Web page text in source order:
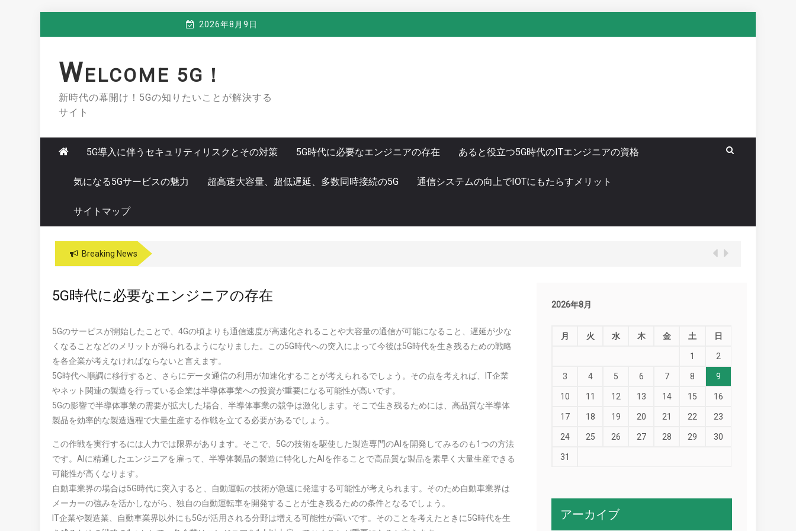
2026年8月9日
WELCOME 5G！
新時代の幕開け！5Gの知りたいことが解決する
サイト
5G導入に伴うセキュリティリスクとその対策 5G時代に必要なエンジニアの存在 あると役立つ5G時代のITエンジニアの資格
気になる5Gサービスの魅力 超高速大容量、超低遅延、多数同時接続の5G 通信システムの向上でIOTにもたらすメリット
サイトマップ
Breaking News
5G時代に必要なエンジニアの存在
5Gのサービスが開始したことで、4Gの頃よりも通信速度が高速化されることや大容量の通信が可能になること、遅延が少な
くなることなどのメリットが得られるようになりました。この5G時代への突入によって今後は5G時代を生き残るための戦略
を各企業が考えなければならないと言えます。
5G時代へ順調に移行すると、さらにデータ通信の利用が加速化することが考えられるでしょう。その点を考えれば、IT企業
やネット関連の製造を行っている企業は半導体事業への投資が重要になる可能性が高いです。
5Gの影響で半導体事業の需要が拡大した場合、半導体事業の競争は激化します。そこで生き残るためには、高品質な半導体
製品を効率的な製造過程で大量生産する作戦を立てる必要があるでしょう。
この作戦を実行するには人力では限界があります。そこで、5Gの技術を駆使した製造専門のAIを開発してみるのも1つの方法
です。AIに精通したエンジニアを雇って、半導体製品の製造に特化したAIを作ることで高品質な製品を素早く大量生産できる
可能性が高くなります。
自動車業界の場合は5G時代に突入すると、自動運転の技術が急速に発達する可能性が考えられます。そのため自動車業界は
メーカーの強みを活かしながら、独自の自動運転車を開発することが生き残るための条件となるでしょう。
IT企業や製造業、自動車業界以外にも5Gが活用される分野は増える可能性が高いです。そのことを考えたときに5G時代を生
2026年8月
月 火 水 木 金 土 日
1 2
3 4 5 6 7 8 9
10 11 12 13 14 15 16
17 18 19 20 21 22 23
24 25 26 27 28 29 30
31
アーカイブ